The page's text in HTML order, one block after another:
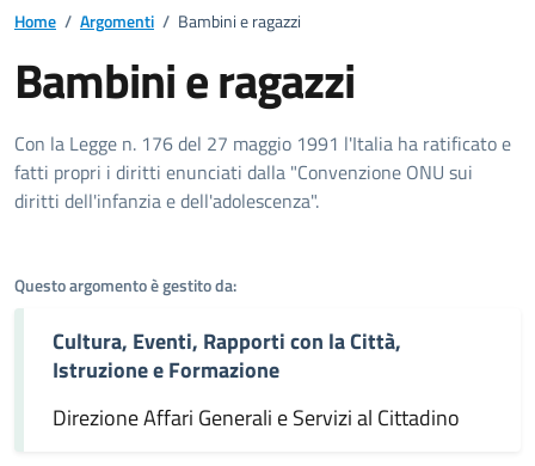
Home / Argomenti / Bambini e ragazzi
Bambini e ragazzi
Dettagli dell'argomento
Con la Legge n. 176 del 27 maggio 1991 l'Italia ha ratificato e
fatti propri i diritti enunciati dalla "Convenzione ONU sui
diritti dell'infanzia e dell'adolescenza".
Questo argomento è gestito da:
Cultura, Eventi, Rapporti con la Città,
Istruzione e Formazione
Direzione Affari Generali e Servizi al Cittadino